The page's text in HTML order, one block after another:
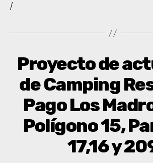
/
Proyecto de
de Camping
Pago Los
Polígono 15,
17,16 y